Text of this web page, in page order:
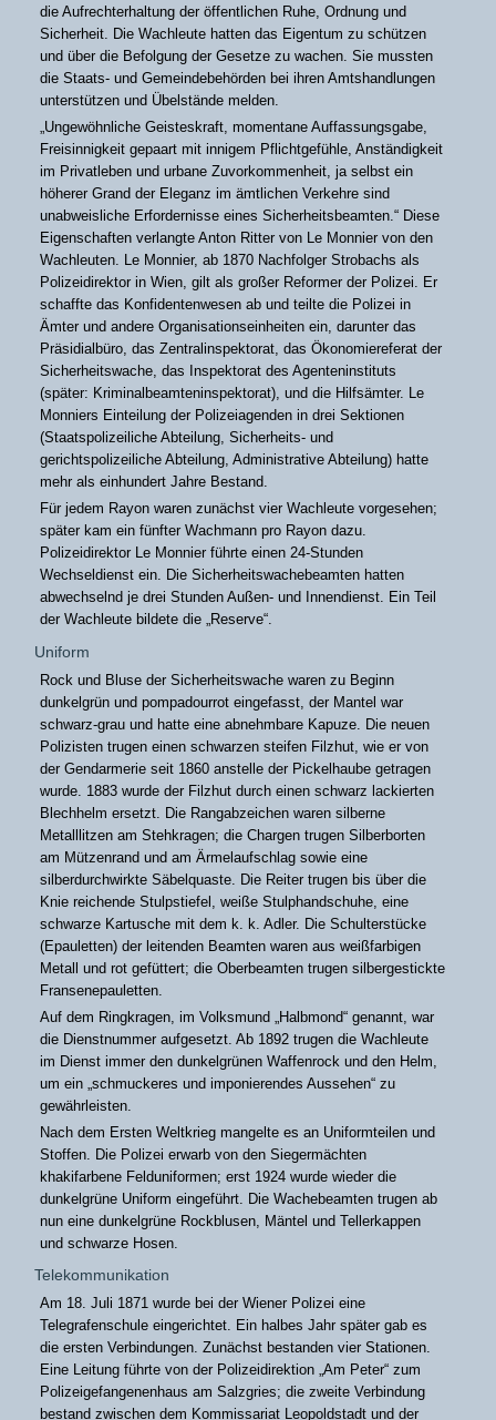
die Aufrechterhaltung der öffentlichen Ruhe, Ordnung und
Sicherheit. Die Wachleute hatten das Eigentum zu schützen
und über die Befolgung der Gesetze zu wachen. Sie mussten
die Staats- und Gemeindebehörden bei ihren Amtshandlungen
unterstützen und Übelstände melden.
„Ungewöhnliche Geisteskraft, momentane Auffassungsgabe,
Freisinnigkeit gepaart mit innigem Pflichtgefühle, Anständigkeit
im Privatleben und urbane Zuvorkommenheit, ja selbst ein
höherer Grand der Eleganz im ämtlichen Verkehre sind
unabweisliche Erfordernisse eines Sicherheitsbeamten.“ Diese
Eigenschaften verlangte Anton Ritter von Le Monnier von den
Wachleuten. Le Monnier, ab 1870 Nachfolger Strobachs als
Polizeidirektor in Wien, gilt als großer Reformer der Polizei. Er
schaffte das Konfidentenwesen ab und teilte die Polizei in
Ämter und andere Organisationseinheiten ein, darunter das
Präsidialbüro, das Zentralinspektorat, das Ökonomiereferat der
Sicherheitswache, das Inspektorat des Agenteninstituts
(später: Kriminalbeamteninspektorat), und die Hilfsämter. Le
Monniers Einteilung der Polizeiagenden in drei Sektionen
(Staatspolizeiliche Abteilung, Sicherheits- und
gerichtspolizeiliche Abteilung, Administrative Abteilung) hatte
mehr als einhundert Jahre Bestand.
Für jedem Rayon waren zunächst vier Wachleute vorgesehen;
später kam ein fünfter Wachmann pro Rayon dazu.
Polizeidirektor Le Monnier führte einen 24-Stunden
Wechseldienst ein. Die Sicherheitswachebeamten hatten
abwechselnd je drei Stunden Außen- und Innendienst. Ein Teil
der Wachleute bildete die „Reserve“.
Uniform
Rock und Bluse der Sicherheitswache waren zu Beginn
dunkelgrün und pompadourrot eingefasst, der Mantel war
schwarz-grau und hatte eine abnehmbare Kapuze. Die neuen
Polizisten trugen einen schwarzen steifen Filzhut, wie er von
der Gendarmerie seit 1860 anstelle der Pickelhaube getragen
wurde. 1883 wurde der Filzhut durch einen schwarz lackierten
Blechhelm ersetzt. Die Rangabzeichen waren silberne
Metalllitzen am Stehkragen; die Chargen trugen Silberborten
am Mützenrand und am Ärmelaufschlag sowie eine
silberdurchwirkte Säbelquaste. Die Reiter trugen bis über die
Knie reichende Stulpstiefel, weiße Stulphandschuhe, eine
schwarze Kartusche mit dem k. k. Adler. Die Schulterstücke
(Epauletten) der leitenden Beamten waren aus weißfarbigen
Metall und rot gefüttert; die Oberbeamten trugen silbergestickte
Fransenepauletten.
Auf dem Ringkragen, im Volksmund „Halbmond“ genannt, war
die Dienstnummer aufgesetzt. Ab 1892 trugen die Wachleute
im Dienst immer den dunkelgrünen Waffenrock und den Helm,
um ein „schmuckeres und imponierendes Aussehen“ zu
gewährleisten.
Nach dem Ersten Weltkrieg mangelte es an Uniformteilen und
Stoffen. Die Polizei erwarb von den Siegermächten
khakifarbene Felduniformen; erst 1924 wurde wieder die
dunkelgrüne Uniform eingeführt. Die Wachebeamten trugen ab
nun eine dunkelgrüne Rockblusen, Mäntel und Tellerkappen
und schwarze Hosen.
Telekommunikation
Am 18. Juli 1871 wurde bei der Wiener Polizei eine
Telegrafenschule eingerichtet. Ein halbes Jahr später gab es
die ersten Verbindungen. Zunächst bestanden vier Stationen.
Eine Leitung führte von der Polizeidirektion „Am Peter“ zum
Polizeigefangenenhaus am Salzgries; die zweite Verbindung
bestand zwischen dem Kommissariat Leopoldstadt und der